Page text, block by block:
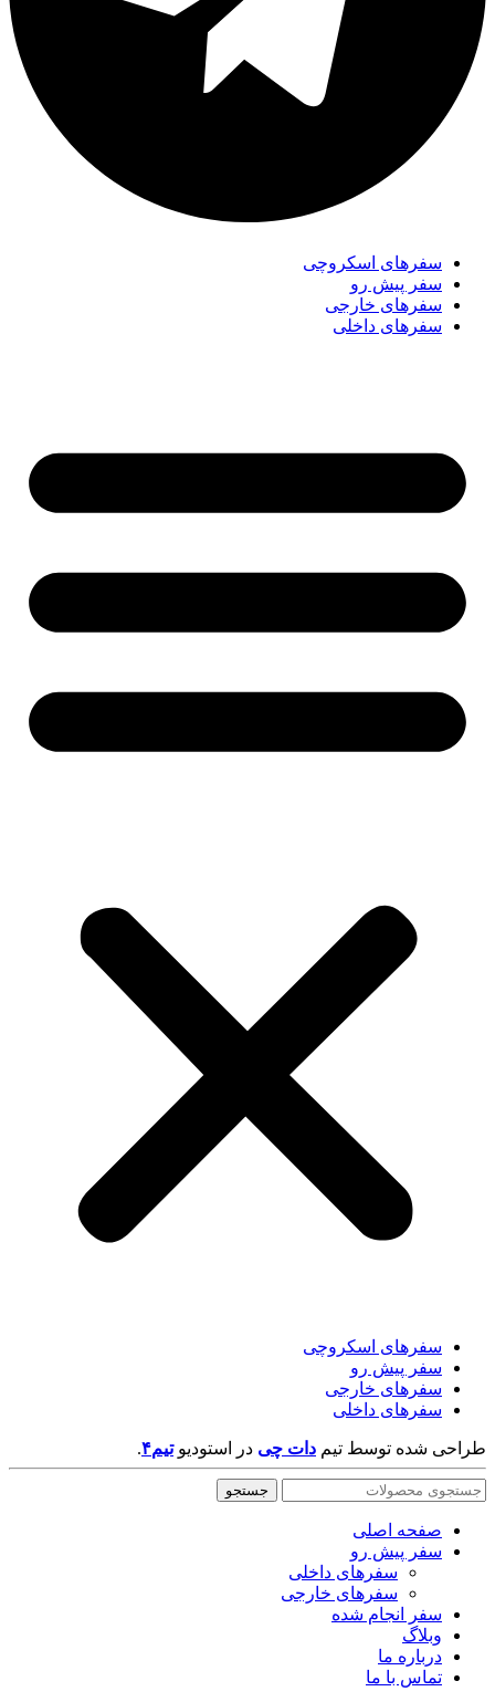
سفر‌های اسکروچی
سفر پیش رو
سفرهای خارجی
سفرهای داخلی
سفر‌های اسکروچی
سفر پیش رو
سفرهای خارجی
سفرهای داخلی
طراحی شده توسط تیم دات چی در استودیوتیم۴ .
جستجو
صفحه اصلی
سفر پیش رو
سفرهای داخلی
سفرهای خارجی
سفر انجام شده
وبلاگ
درباره ما
تماس با ما